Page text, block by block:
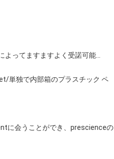
よってますますよく受諾可能…
単独で内部箱のプラスチック ペ
に会うことができ、prescienceの